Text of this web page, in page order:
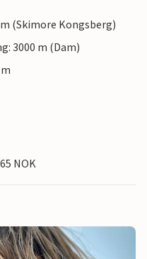
(Skimore Kongsberg)
3000 m (Dam)
NOK